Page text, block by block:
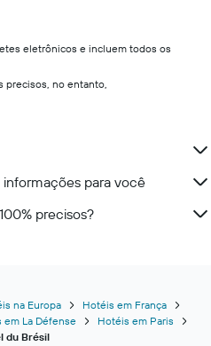
eletrônicos e incluem todos os
precisos, no entanto,
para você
precisos?
na Europa
Hotéis em França
em La Défense
Hotéis em Paris
du Brésil